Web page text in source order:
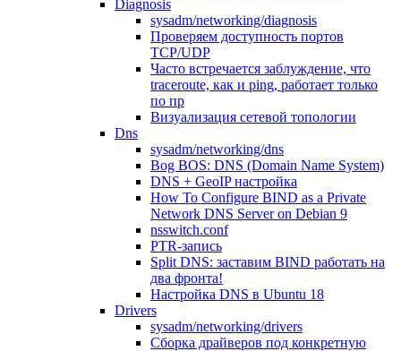
Diagnosis
sysadm/networking/diagnosis
Проверяем доступность портов
TCP/UDP
Часто встречается заблуждение, что
traceroute, как и ping, работает только
по пр
Визуализация сетевой топологии
Dns
sysadm/networking/dns
Bog BOS: DNS (Domain Name System)
DNS + GeoIP настройка
How To Configure BIND as a Private
Network DNS Server on Debian 9
nsswitch.conf
PTR-запись
Split DNS: заставим BIND работать на
два фронта!
Настройка DNS в Ubuntu 18
Drivers
sysadm/networking/drivers
Сборка драйверов под конкретную